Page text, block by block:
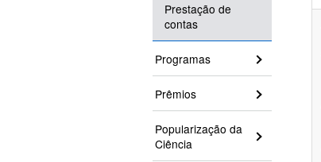
Prestação de
contas
Programas
Prêmios
Popularização da
Ciência